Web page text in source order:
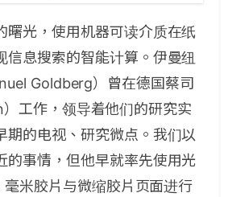
曙光，使用机器可读介质在纸
信息搜索的智能计算。伊曼纽
Goldberg）曾在德国蔡司
工作，领导着他们的研究实
期的电视、研究微点。我们以
的事情，但他早就率先使用光
米胶片与微缩胶片页面进行